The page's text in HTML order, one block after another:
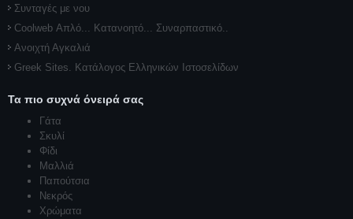
Συνταγές με νου
Coolweb Απλό... Κατανοητό... Συναρπαστικό..
Ανοιχτή Αγκαλιά
Greek Sites. Κατάλογος Ελληνικών Ιστοσελίδων
Τα πιο συχνά όνειρά σας
Γάτα
Σκυλί
Φίδι
Μαλλιά
Παπούτσια
Νεκρός
Χρώματα